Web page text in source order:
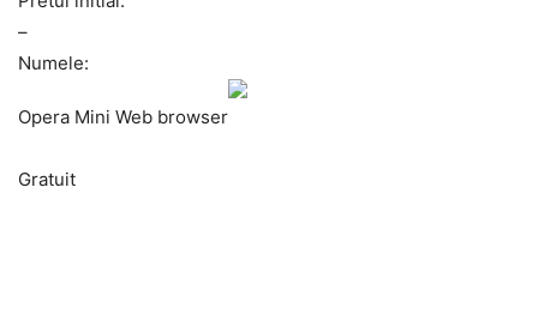
–
Numele:
Opera Mini Web browser
Gratuit